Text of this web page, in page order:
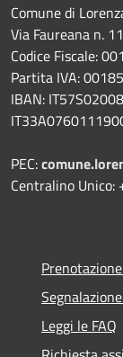
Comune di
Via Faureana n.
Codice Fiscale:
Partita IVA:
IBAN:
PEC:
Centralino
Leggi le FAQ